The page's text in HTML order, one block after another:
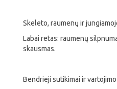
Skeleto, raumenų ir
Labai retas: raumenų
skausmas.
Bendrieji sutikimai ir